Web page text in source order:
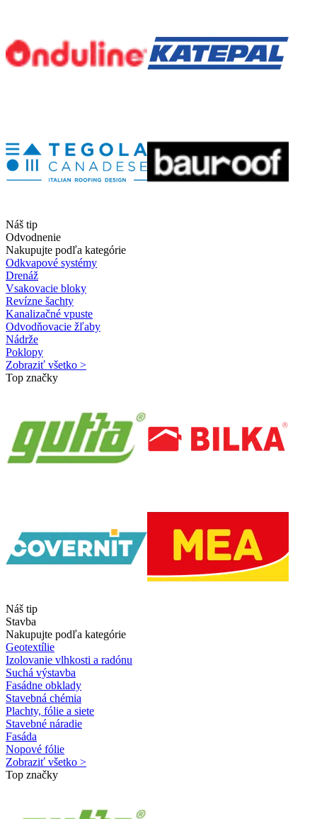
Náš tip
Odvodnenie
Nakupujte podľa kategórie
Odkvapové systémy
Drenáž
Vsakovacie bloky
Revízne šachty
Kanalizačné vpuste
Odvodňovacie žľaby
Nádrže
Poklopy
Zobraziť všetko >
Top značky
Náš tip
Stavba
Nakupujte podľa kategórie
Geotextílie
Izolovanie vlhkosti a radónu
Suchá výstavba
Fasádne obklady
Stavebná chémia
Plachty, fólie a siete
Stavebné náradie
Fasáda
Nopové fólie
Zobraziť všetko >
Top značky